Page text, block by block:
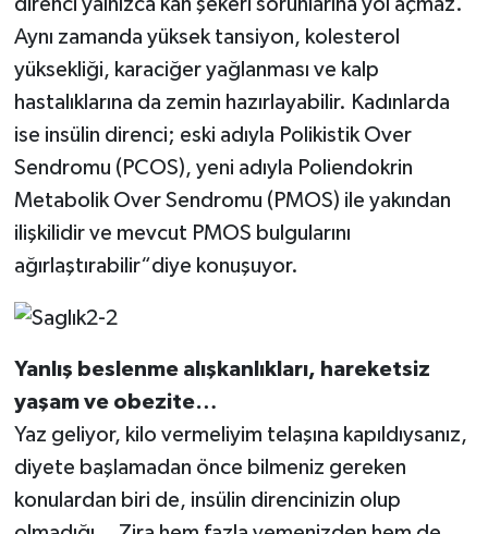
direnci yalnızca kan şekeri sorunlarına yol açmaz.
Aynı zamanda yüksek tansiyon, kolesterol
yüksekliği, karaciğer yağlanması ve kalp
hastalıklarına da zemin hazırlayabilir. Kadınlarda
ise insülin direnci; eski adıyla Polikistik Over
Sendromu (PCOS), yeni adıyla Poliendokrin
Metabolik Over Sendromu (PMOS) ile yakından
ilişkilidir ve mevcut PMOS bulgularını
ağırlaştırabilir“diye konuşuyor.
Yanlış beslenme alışkanlıkları, hareketsiz
yaşam ve obezite…
Yaz geliyor, kilo vermeliyim telaşına kapıldıysanız,
diyete başlamadan önce bilmeniz gereken
konulardan biri de, insülin direncinizin olup